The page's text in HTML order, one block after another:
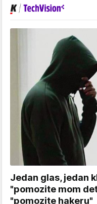
Jedan glas, jedan
"pomozite mom
"pomozite hakeru"